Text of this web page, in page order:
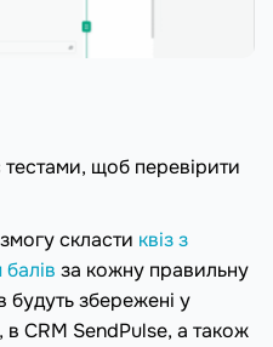
щоб перевірити
скласти квіз з
за кожну правильну
будуть збережені у
в CRM SendPulse, а також